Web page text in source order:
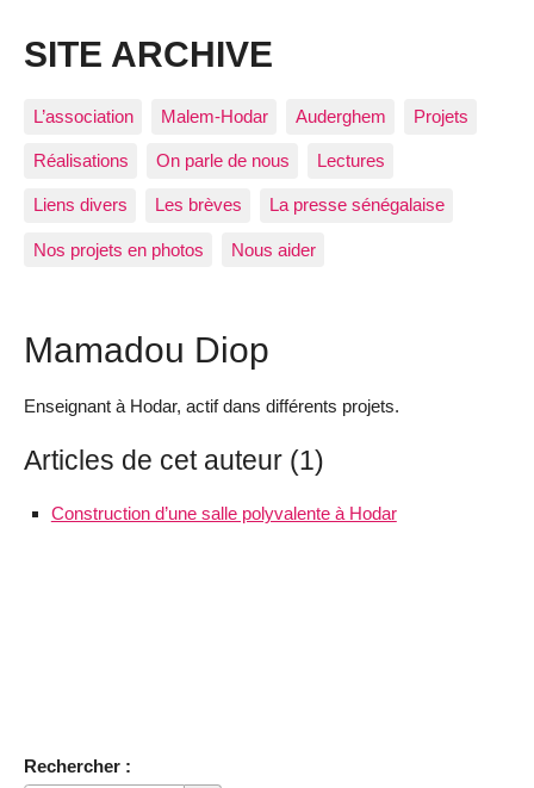
SITE ARCHIVE
L’association Malem-Hodar Auderghem Projets
Réalisations On parle de nous Lectures
Liens divers Les brèves La presse sénégalaise
Nos projets en photos Nous aider
Mamadou Diop
Enseignant à Hodar, actif dans différents projets.
Articles de cet auteur (1)
Construction d’une salle polyvalente à Hodar
Rechercher :